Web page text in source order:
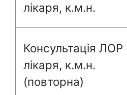
лікаря, к.м.н.
Консультація ЛОР
лікаря, к.м.н.
(повторна)